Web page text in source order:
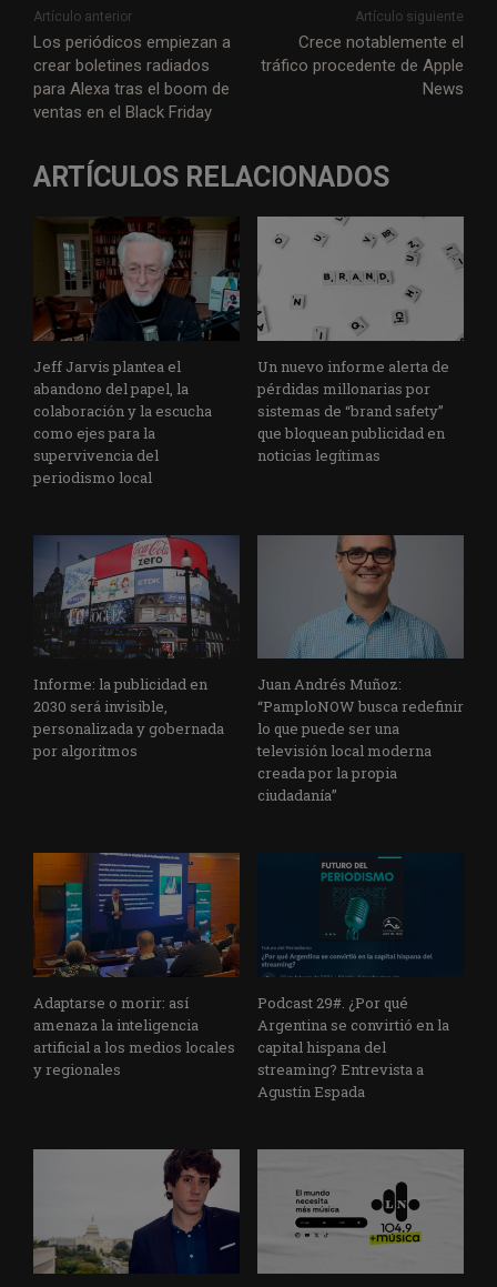
i
t
e
c
e
b
o
k
k
e
d
n
t
s
A
p
e
m
i
s
s
a
Artículo anterior
Los periódicos empiezan a
crear boletines radiados
para Alexa tras el boom de
ventas en el Black Friday
Artículo siguiente
Crece notablemente el
tráfico procedente de Apple
News
ARTÍCULOS RELACIONADOS
Jeff Jarvis plantea el
abandono del papel, la
colaboración y la escucha
como ejes para la
supervivencia del
periodismo local
Un nuevo informe alerta de
pérdidas millonarias por
sistemas de “brand safety”
que bloquean publicidad en
noticias legítimas
Informe: la publicidad en
2030 será invisible,
personalizada y gobernada
por algoritmos
Juan Andrés Muñoz:
“PamploNOW busca redefinir
lo que puede ser una
televisión local moderna
creada por la propia
ciudadanía”
Adaptarse o morir: así
amenaza la inteligencia
artificial a los medios locales
y regionales
Podcast 29#. ¿Por qué
Argentina se convirtió en la
capital hispana del
streaming? Entrevista a
Agustín Espada